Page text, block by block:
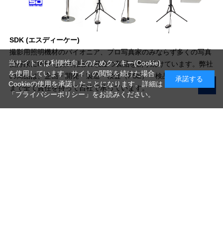
SDK (エスディーケー)
撮影用照明機材のパイオニア、プロ写真家のみならず多くの写真
愛好家にRIFAを始め撮影に役立つ製品を創り続けています。弊社
の商品は、企画・開発・製造・検査（PSE）・検品・販売・修理
まで全て責任を持って自社で承っています。
当サイトでは利便性向上のためクッキー(Cookie)
を使用しています。サイトの閲覧を続けた場合
Cookieの使用を承諾したことになります。詳細は
「プライバシーポリシー」 をお読みください。
承諾する